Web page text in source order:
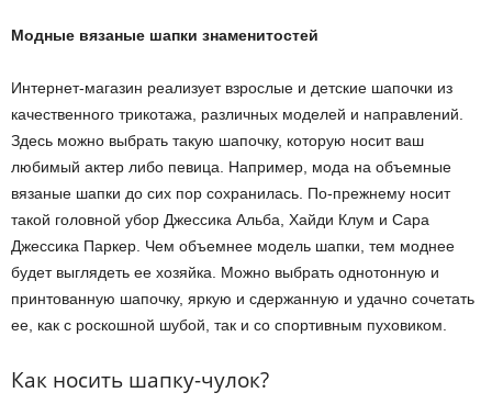
Модные вязаные шапки знаменитостей
Интернет-магазин реализует взрослые и детские шапочки из
качественного трикотажа, различных моделей и направлений.
Здесь можно выбрать такую шапочку, которую носит ваш
любимый актер либо певица. Например, мода на объемные
вязаные шапки до сих пор сохранилась. По-прежнему носит
такой головной убор Джессика Альба, Хайди Клум и Сара
Джессика Паркер. Чем объемнее модель шапки, тем моднее
будет выглядеть ее хозяйка. Можно выбрать однотонную и
принтованную шапочку, яркую и сдержанную и удачно сочетать
ее, как с роскошной шубой, так и со спортивным пуховиком.
Как носить шапку-чулок?